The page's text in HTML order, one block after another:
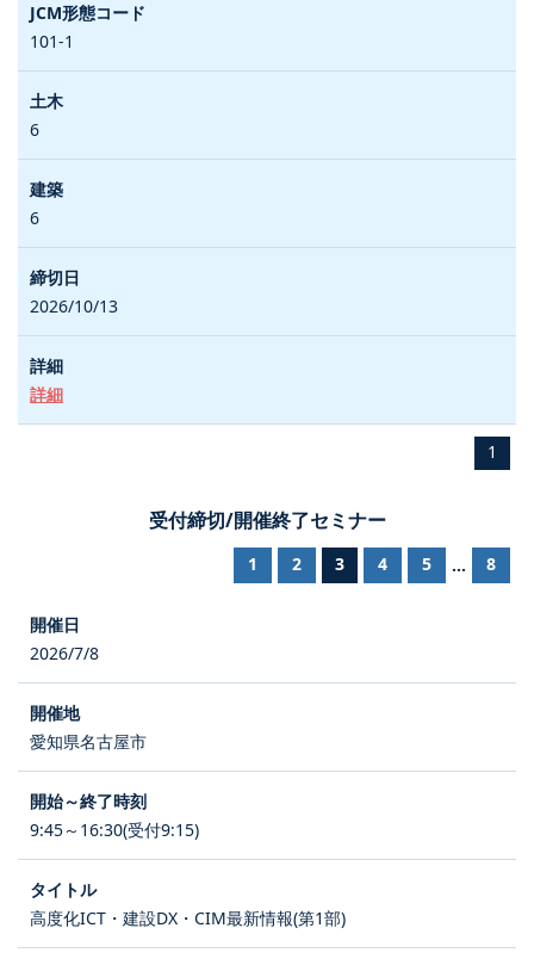
101-1
6
6
2026/10/13
詳細
1
受付締切/開催終了セミナー
1 2 3 4 5 ... 8
2026/7/8
愛知県名古屋市
9:45～16:30(受付9:15)
高度化ICT・建設DX・CIM最新情報(第1部)